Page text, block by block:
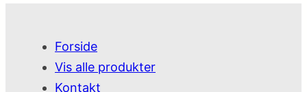
Forside
Vis alle produkter
Kontakt